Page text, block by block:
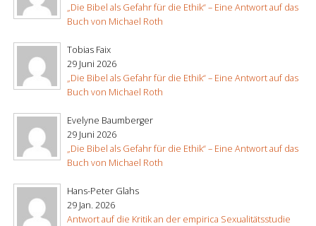
„Die Bibel als Gefahr für die Ethik“ – Eine Antwort auf das
Buch von Michael Roth
Tobias Faix
29 Juni 2026
„Die Bibel als Gefahr für die Ethik“ – Eine Antwort auf das
Buch von Michael Roth
Evelyne Baumberger
29 Juni 2026
„Die Bibel als Gefahr für die Ethik“ – Eine Antwort auf das
Buch von Michael Roth
Hans-Peter Glahs
29 Jan. 2026
Antwort auf die Kritik an der empirica Sexualitätsstudie